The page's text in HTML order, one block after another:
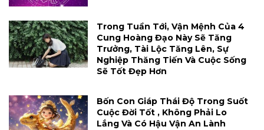
Trong Tuần Tới, Vận Mệnh Của 4
Cung Hoàng Đạo Này Sẽ Tăng
Trưởng, Tài Lộc Tăng Lên, Sự
Nghiệp Thăng Tiến Và Cuộc Sống
Sẽ Tốt Đẹp Hơn
Bốn Con Giáp Thái Độ Trong Suốt
Cuộc Đời Tốt , Không Phải Lo
Lắng Và Có Hậu Vận An Lành